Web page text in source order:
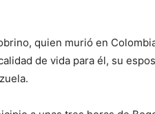
quien murió en
de vida para él, su